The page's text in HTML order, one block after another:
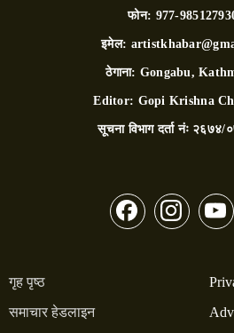
फोन: 977-
इमेल:
ठेगाना: Gongabu,
Editor: Gopi Krishna
सूचना विभाग दर्ता नंः २६७४/
गृह पृष्ठ
समाचार हेडलाइन